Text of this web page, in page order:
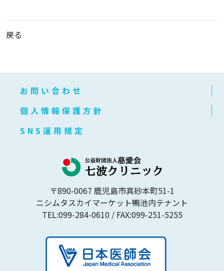
戻る
お問い合わせ
個人情報保護方針
SNS運用規定
〒890-0067 鹿児島市真砂本町51-1
ニシムタスカイマーケット鴨池内テナント
TEL:099-284-0610 / FAX:099-251-5255